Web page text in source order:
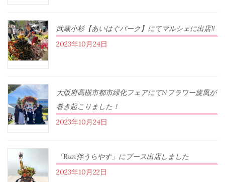
武蔵小杉【あいはぐパーク】にてマルシェに出店‼︎
2023年10月24日
大阪府高槻市都市緑化フェアにてNフラワー旋風が
巻き起こりました！
2023年10月24日
「Run伴うらやす」にブース出店しました
2023年10月22日